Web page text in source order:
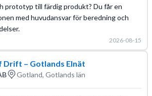
prototyp till färdig produkt? Du får en
med huvudansvar för beredning och
2026-08-15
Drift – Gotlands Elnät
Gotland, Gotlands län